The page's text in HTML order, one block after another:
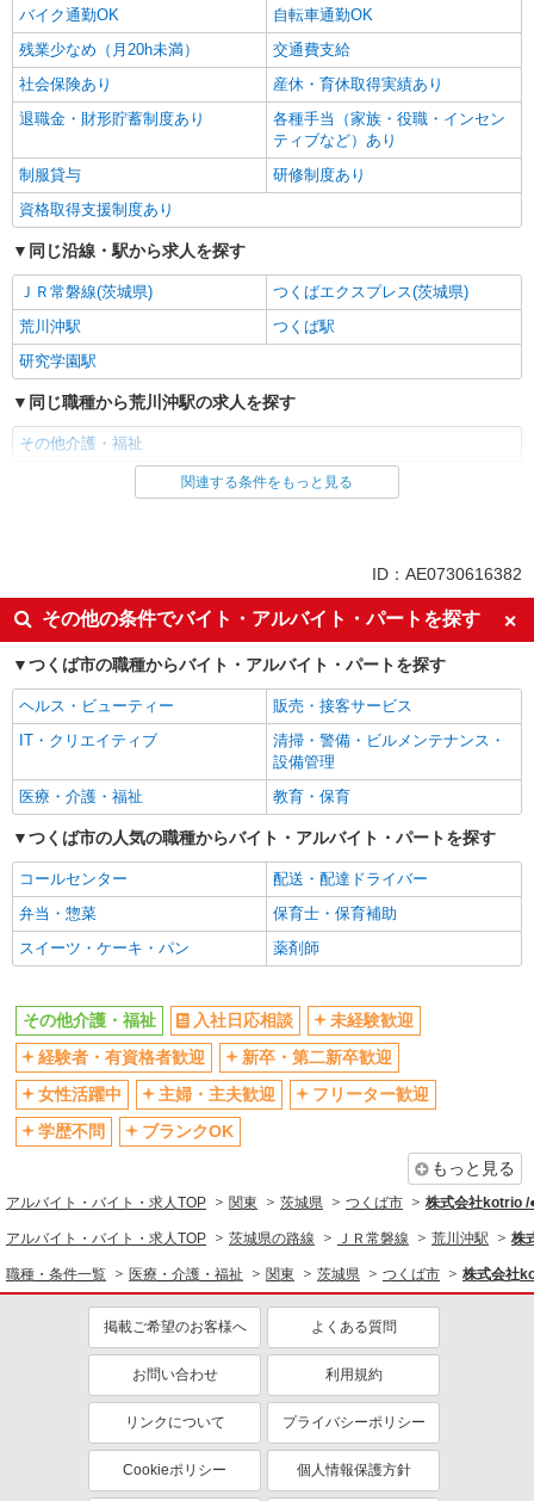
バイク通勤OK
自転車通勤OK
残業少なめ（月20h未満）
交通費支給
社会保険あり
産休・育休取得実績あり
退職金・財形貯蓄制度あり
各種手当（家族・役職・インセン
ティブなど）あり
制服貸与
研修制度あり
資格取得支援制度あり
同じ沿線・駅から求人を探す
ＪＲ常磐線(茨城県)
つくばエクスプレス(茨城県)
荒川沖駅
つくば駅
研究学園駅
同じ職種から荒川沖駅の求人を探す
その他介護・福祉
同じ雇用形態から荒川沖駅の求人を探す
入社日応相談
未経験歓迎
経験者・有資格者歓迎
新卒・第二新卒歓迎
女性活躍中
主婦・主夫歓迎
フリーター歓迎
学歴不問
ブランクOK
ミドル（40代～）活躍中
エルダー（50代～）活躍中
シニア（60代～）活躍中
高収入・高額
ボーナス・賞与あり
昇給あり
完全週休2日制
フルタイム歓迎
禁煙・分煙
駅直結・駅チカ
車通勤OK
バイク通勤OK
自転車通勤OK
社会保険あり
産休・育休取得実績あり
退職金・財形貯蓄制度あり
各種手当（家族・役職・インセン
ティブなど）あり
制服貸与
研修制度あり
資格取得支援制度あり
医療・介護・福祉
同じ特徴から求人を探す
未経験歓迎
ミドル（40代～）活躍中
ボーナス・賞与あり
車通勤OK
社会保険あり
産休・育休取得実績あり
関連する条件をもっと見る
ID：AE0730616382
その他の条件でバイト・アルバイト・パートを探す
つくば市の職種からバイト・アルバイト・パートを探す
ヘルス・ビューティー
販売・接客サービス
IT・クリエイティブ
清掃・警備・ビルメンテナンス・
設備管理
医療・介護・福祉
教育・保育
つくば市の人気の職種からバイト・アルバイト・パートを探す
コールセンター
配送・配達ドライバー
弁当・惣菜
保育士・保育補助
スイーツ・ケーキ・パン
薬剤師
その他介護・福祉 入社日応相談
未経験歓迎
経験者・有資格者歓迎
新卒・第二新卒歓迎
女性活躍中
主婦・主夫歓迎
フリーター歓迎
学歴不問
ブランクOK
もっと見る
アルバイト・バイト・求人TOP 関東 茨城県 つくば市 株式会社kotrio /
アルバイト・バイト・求人TOP 茨城県の路線 ＪＲ常磐線 荒川沖駅 株
職種・条件一覧 医療・介護・福祉 関東 茨城県 つくば市 株式会社
掲載ご希望のお客様へ よくある質問
お問い合わせ 利用規約
リンクについて プライバシーポリシー
Cookieポリシー 個人情報保護方針